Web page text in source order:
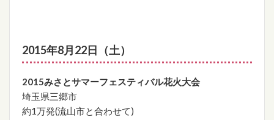
2015年8月22日（土）
2015みさとサマーフェスティバル花火大会
埼玉県三郷市
約1万発(流山市と合わせて)